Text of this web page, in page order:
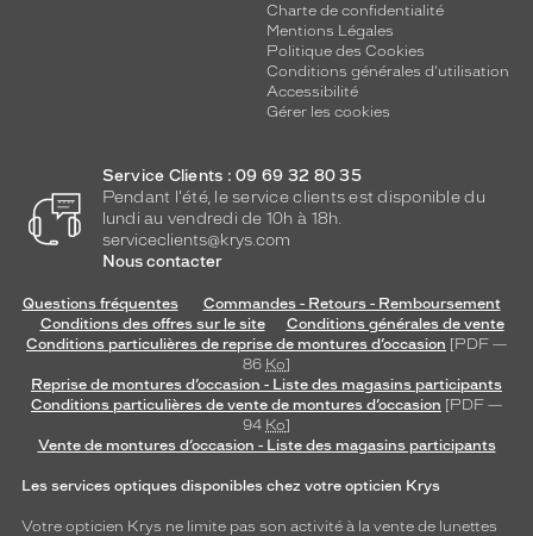
Charte de confidentialité
Mentions Légales
Politique des Cookies
Conditions générales d'utilisation
Accessibilité
Gérer les cookies
Service Clients : 09 69 32 80 35
Pendant l'été, le service clients est disponible du
lundi au vendredi de 10h à 18h.
serviceclients@krys.com
Nous contacter
Questions fréquentes
Commandes - Retours - Remboursement
Conditions des offres sur le site
Conditions générales de vente
Conditions particulières de reprise de montures d’occasion [PDF —
86 Ko]
Reprise de montures d’occasion - Liste des magasins participants
Conditions particulières de vente de montures d’occasion [PDF —
94 Ko]
Vente de montures d’occasion - Liste des magasins participants
Les services optiques disponibles chez votre opticien Krys
Votre opticien Krys ne limite pas son activité à la vente de lunettes